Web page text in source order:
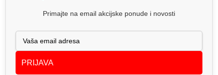
Primajte na email akcijske ponude i novosti
PRIJAVA